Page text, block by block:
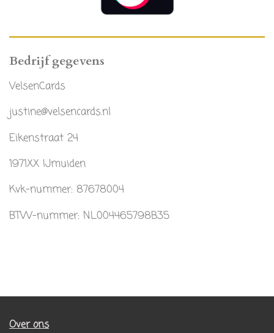
Bedrijf gegevens
VelsenCards
justine@velsencards.nl
Eikenstraat 24
1971XX IJmuiden
Kvk-nummer: 87678004
BTW-nummer: NL004465798B35
Over ons